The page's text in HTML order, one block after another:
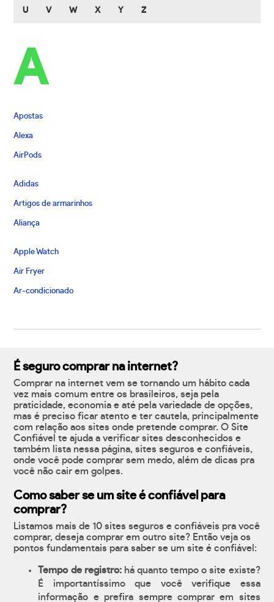
U V W X Y Z
A
Apostas
Alexa
AirPods
Adidas
Artigos de armarinhos
Aliança
Apple Watch
Air Fryer
Ar-condicionado
É seguro comprar na internet?
Comprar na internet vem se tornando um hábito cada
vez mais comum entre os brasileiros, seja pela
praticidade, economia e até pela variedade de opções,
mas é preciso ficar atento e ter cautela, principalmente
com relação aos sites onde pretende comprar. O Site
Confiável te ajuda a verificar sites desconhecidos e
também lista nessa página, sites seguros e confiáveis,
onde você pode comprar sem medo, além de dicas pra
você não cair em golpes.
Como saber se um site é confiável para
comprar?
Listamos mais de 10 sites seguros e confiáveis pra você
comprar, deseja comprar em outro site? Então veja os
pontos fundamentais para saber se um site é confiável:
Tempo de registro:há quanto tempo o site existe?
É importantíssimo que você verifique essa
informação e prefira sempre comprar em sites